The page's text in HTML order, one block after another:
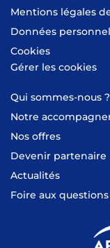
Qui sommes-nous ?
Notre
Nos offres
Devenir partenaire
Actualités
Foire aux questions
Mentions légales
Données
Cookies
Gérer les cookies